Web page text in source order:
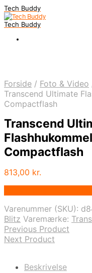
Tech Buddy
Tech Buddy
Forside / Foto & Video
Transcend Ultimate
Compactflash
Transcend
Compactflash
813,00 kr.
Varenummer (SKU):
Blitz Varemærke:
Previous Product
Next Product
Beskrivelse